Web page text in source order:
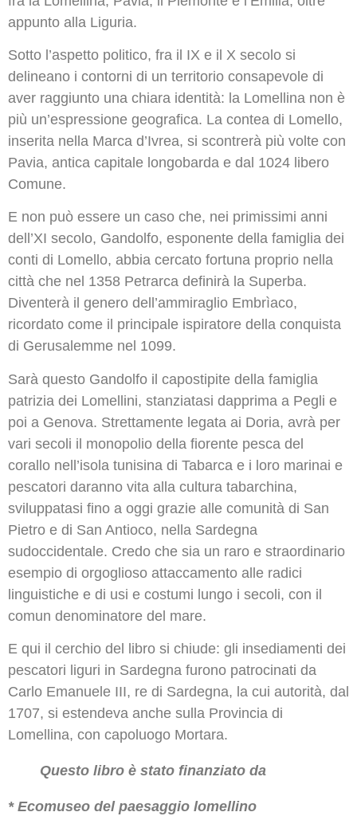
appunto alla Liguria.
Sotto l’aspetto politico, fra il IX e il X secolo si
delineano i contorni di un territorio consapevole di
aver raggiunto una chiara identità: la Lomellina non è
più un’espressione geografica. La contea di Lomello,
inserita nella Marca d’Ivrea, si scontrerà più volte con
Pavia, antica capitale longobarda e dal 1024 libero
Comune.
E non può essere un caso che, nei primissimi anni
dell’XI secolo, Gandolfo, esponente della famiglia dei
conti di Lomello, abbia cercato fortuna proprio nella
città che nel 1358 Petrarca definirà la Superba.
Diventerà il genero dell’ammiraglio Embrìaco,
ricordato come il principale ispiratore della conquista
di Gerusalemme nel 1099.
Sarà questo Gandolfo il capostipite della famiglia
patrizia dei Lomellini, stanziatasi dapprima a Pegli e
poi a Genova. Strettamente legata ai Doria, avrà per
vari secoli il monopolio della fiorente pesca del
corallo nell’isola tunisina di Tabarca e i loro marinai e
pescatori daranno vita alla cultura tabarchina,
sviluppatasi fino a oggi grazie alle comunità di San
Pietro e di San Antioco, nella Sardegna
sudoccidentale. Credo che sia un raro e straordinario
esempio di orgoglioso attaccamento alle radici
linguistiche e di usi e costumi lungo i secoli, con il
comun denominatore del mare.
E qui il cerchio del libro si chiude: gli insediamenti dei
pescatori liguri in Sardegna furono patrocinati da
Carlo Emanuele III, re di Sardegna, la cui autorità, dal
1707, si estendeva anche sulla Provincia di
Lomellina, con capoluogo Mortara.
Questo libro è stato finanziato da
* Ecomuseo del paesaggio lomellino